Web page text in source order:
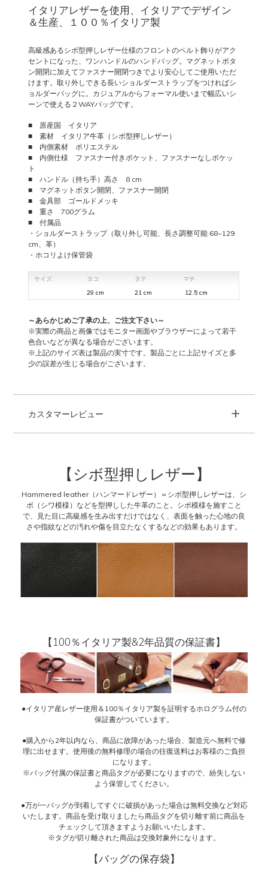
イタリアレザーを使用、イタリアでデザイン
＆生産、１００％イタリア製
高級感あるシボ型押しレザー仕様のフロントのベルト飾りがアク
セントになった、ワンハンドルのハンドバッグ。マグネットボタ
ン開閉に加えてファスナー開閉つきでより安心してご使用いただ
けます。取り外しできる長いショルダーストラップをつければシ
ョルダーバッグに。カジュアルからフォーマル使いまで幅広いシ
ーンで使える２WAYバッグです。
■ 原産国 イタリア
■ 素材 イタリア牛革（シボ型押しレザー）
■ 内側素材 ポリエステル
■ 内側仕様 ファスナー付きポケット、ファスナーなしポケッ
ト
■ ハンドル（持ち手）高さ 8 cm
■ マグネットボタン開閉、ファスナー開閉
■ 金具部 ゴールドメッキ
■ 重さ 700グラム
■ 付属品
・ショルダーストラップ（取り外し可能、長さ調整可能 68~129
cm、革）
・ホコリよけ保管袋
サイズ: ヨコ タテ
マチ
29 cm
21 cm 12.5 cm
～あらかじめご了承の上、ご注文下さい～
※実際の商品と画像ではモニター画面やブラウザーによって若干
色合いなどが異なる場合がございます。
※上記のサイズ表は製品の実寸です。製品ごとに上記サイズと多
少の誤差が生じる場合がございます。
カスタマーレビュー +
【シボ型押しレザー】
Hammered leather（ハンマードレザー）＝シボ型押しレザーは、シ
ボ（シワ模様）などを型押しした牛革のこと。シボ模様を施すこと
で、見た目に高級感を生み出すだけではなく、表面を触った心地の良
さや指紋などの汚れや傷を目立たなくするなどの効果もあります。
【100％イタリア製&2年品質の保証書】
●イタリア産レザー使用＆100％イタリア製を証明するホログラム付の
保証書がついています。
●購入から2年以内なら、商品に故障があった場合、製造元へ無料で修
理に出せます。使用後の無料修理の場合の往復送料はお客様のご負担
になります。
※バッグ付属の保証書と商品タグが必要になりますので、紛失しない
よう保管してください。
●万が一バッグが到着してすぐに破損があった場合は無料交換など対応
いたします。商品を受け取りましたら商品タグを切り離す前に商品を
チェックして頂きますようお願いいたします。
※タグが切り離された商品は交換対象外になります。
【バッグの保存袋】